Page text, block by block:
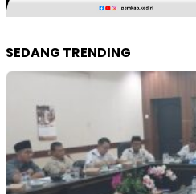
SEDANG TRENDING